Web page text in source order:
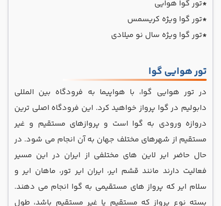
*تور گوا هوایی
*تور گوا ویژه کریسمس
*تور گوا ویژه سال نو میلادی
تور هوایی گوا
در تور هوایی گوا، با هواپیما به فرودگاه بین ‌المللی
دابولیم در گوا پرواز خواهید کرد. این فرودگاه اصلی‌ ترین
دروازه ورودی به گوا است و پروازهای مستقیم و غیر
مستقیم از شهرهای مختلف جهان به آن انجام می ‌شود. در
حال حاضر ایر لاین های مختلفی از ایران در این مسیر
فعالیت دارند مانند قشم ایر، ایران ایر تور، ماهان ایر و
سلام ایر که پرواز های مستقیمی به گوا انجام می دهند.
بسته نوع پرواز که مستقیم یا غیر مستقیم باشد، طول